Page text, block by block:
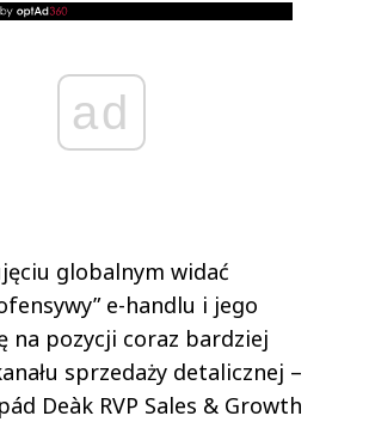
ad
globalnym widać
e-handlu i jego
na pozycji coraz bardziej
sprzedaży detalicznej –
Deàk RVP Sales & Growth